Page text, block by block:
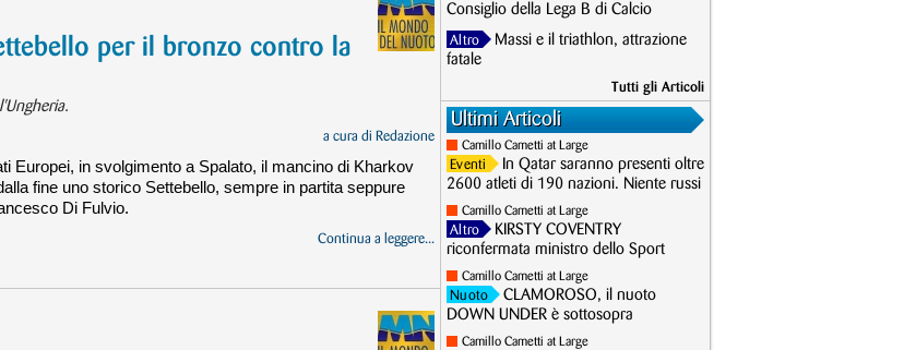
per il bronzo contro la
a cura di Redazione
Europei, in svolgimento a Spalato, il mancino di Kharkov
fine uno storico Settebello, sempre in partita seppure
Di Fulvio.
Continua a leggere...
Consiglio della Lega B di Calcio
Altro
Massi e il triathlon, attrazione
fatale
Tutti gli Articoli
Ultimi Articoli
Camillo Cametti at Large
Eventi
In Qatar saranno presenti oltre
2600 atleti di 190 nazioni. Niente russi
Camillo Cametti at Large
Altro
KIRSTY COVENTRY
riconfermata ministro dello Sport
Camillo Cametti at Large
Nuoto
CLAMOROSO, il nuoto
DOWN UNDER è sottosopra
Camillo Cametti at Large